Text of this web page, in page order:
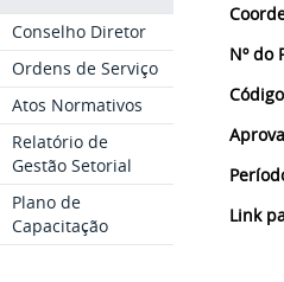
Conselho Diretor
Ordens de Serviço
Atos Normativos
Relatório de
Gestão Setorial
Plano de
Capacitação
Nº do
Link